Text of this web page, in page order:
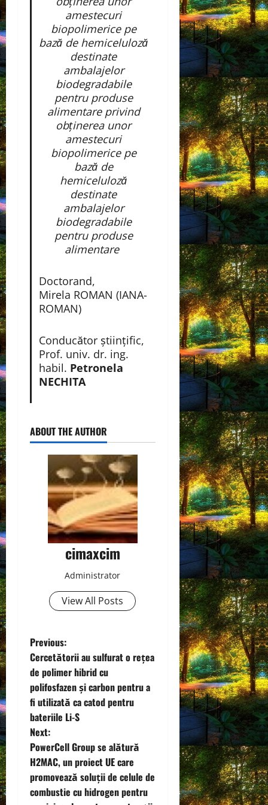
amestecuri
biopolimerice pe
bază de hemiceluloză
destinate
ambalajelor
biodegradabile
pentru produse
alimentare privind
obținerea unor
amestecuri
biopolimerice pe
bază de
hemiceluloză
destinate
ambalajelor
biodegradabile
pentru produse
alimentare
Doctorand,
Mirela ROMAN (IANA-
ROMAN)
Conducător științific,
Prof. univ. dr. ing.
habil. Petronela
NECHITA
ABOUT THE AUTHOR
cimaxcim
Administrator
View All Posts
P
o
s
t
n
a
v
Previous:
Cercetătorii au sulfurat o rețea
de polimer hibrid cu
polifosfazen și carbon pentru a
fi utilizată ca catod pentru
bateriile Li-S
Next:
PowerCell Group se alătură
H2MAC, un proiect UE care
promovează soluții de celule de
combustie cu hidrogen pentru